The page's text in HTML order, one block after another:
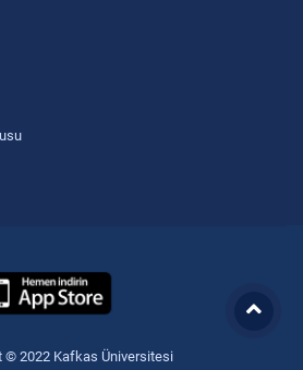
© 2022 Kafkas Üniversitesi